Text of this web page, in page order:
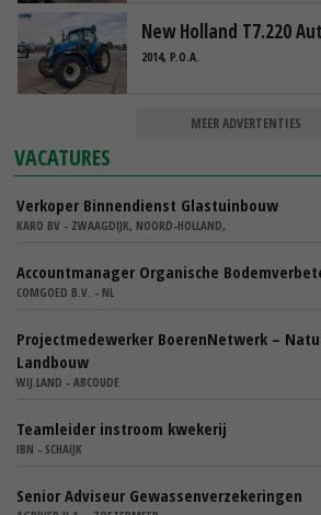
New Holland T7.220
2014, P.O.A.
MEER ADVERTENTIES
VACATURES
Verkoper Binnendienst Glastuinbouw
KARO BV - ZWAAGDIJK, NOORD-HOLLAND,
Accountmanager Organische
COMGOED B.V. - NL
Projectmedewerker BoerenNetwerk –
Landbouw
WIJ.LAND - ABCOUDE
Teamleider instroom kwekerij
IBN - SCHAIJK
Senior Adviseur Gewassenverzekeringen